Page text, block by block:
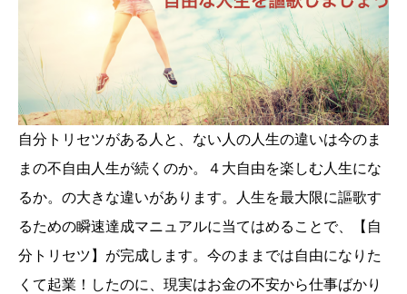
自分トリセツがある人と、ない人の人生の違いは今のま
まの不自由人生が続くのか。４大自由を楽しむ人生にな
るか。の大きな違いがあります。人生を最大限に謳歌す
るための瞬速達成マニュアルに当てはめることで、【自
分トリセツ】が完成します。今のままでは自由になりた
くて起業！したのに、現実はお金の不安から仕事ばかり